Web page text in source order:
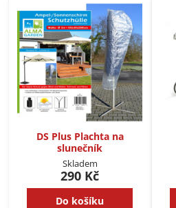
DS Plus Plachta na
slunečník
Skladem
290 Kč
Do košíku